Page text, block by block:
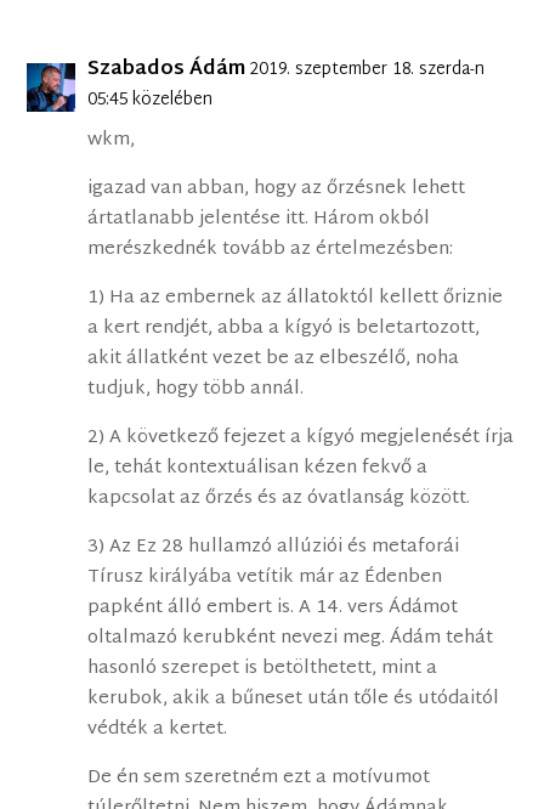
Szabados Ádám2019. szeptember 18. szerda-n
05:45 közelében
wkm,
igazad van abban, hogy az őrzésnek lehett
ártatlanabb jelentése itt. Három okból
merészkednék tovább az értelmezésben:
1) Ha az embernek az állatoktól kellett őriznie
a kert rendjét, abba a kígyó is beletartozott,
akit állatként vezet be az elbeszélő, noha
tudjuk, hogy több annál.
2) A következő fejezet a kígyó megjelenését írja
le, tehát kontextuálisan kézen fekvő a
kapcsolat az őrzés és az óvatlanság között.
3) Az Ez 28 hullamzó allúziói és metaforái
Tírusz királyába vetítik már az Édenben
papként álló embert is. A 14. vers Ádámot
oltalmazó kerubként nevezi meg. Ádám tehát
hasonló szerepet is betölthetett, mint a
kerubok, akik a bűneset után tőle és utódaitól
védték a kertet.
De én sem szeretném ezt a motívumot